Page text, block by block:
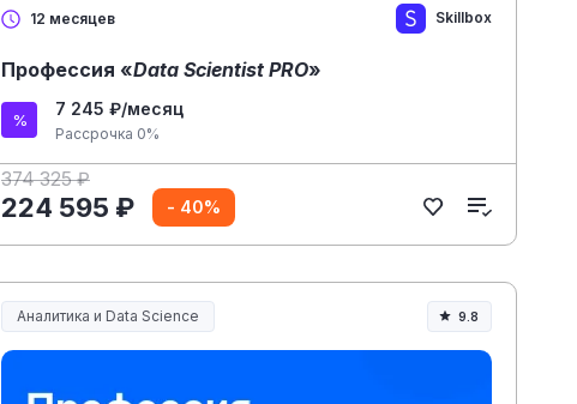
12 месяцев Skillbox
Профессия «Data Scientist PRO»
7 245 ₽/месяц
Рассрочка 0%
374 325 ₽
224 595 ₽ - 40%
Аналитика и Data Science 9.8